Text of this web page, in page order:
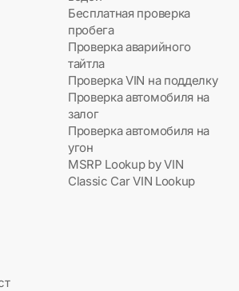
Бесплатная проверка
пробега
Проверка аварийного
тайтла
Проверка VIN на подделку
Проверка автомобиля на
залог
Проверка автомобиля на
угон
MSRP Lookup by VIN
Classic Car VIN Lookup